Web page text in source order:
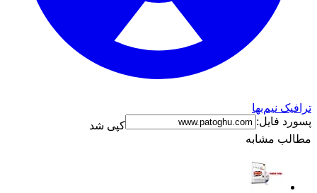
ترافیک نیم‌بها
پسورد فایل:
کپی شد
مطالب مشابه